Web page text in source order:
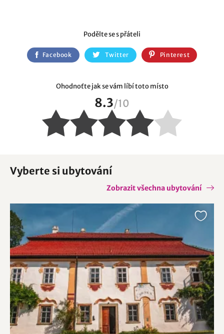
Ohodnoťte jak se vám líbí toto místo
8.3/10
Podělte se s přáteli
Facebook Twitter Pinterest
Vyberte si ubytování
Zobrazit všechna ubytování